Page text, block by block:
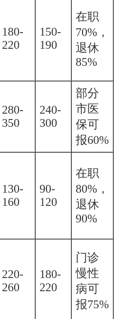
180-
220
150-
190
在职
70%，
退休
85%
280-
350
240-
300
部分
市医
保可
报60%
130-
160
90-
120
在职
80%，
退休
90%
220-
260
180-
220
门诊
慢性
病可
报75%